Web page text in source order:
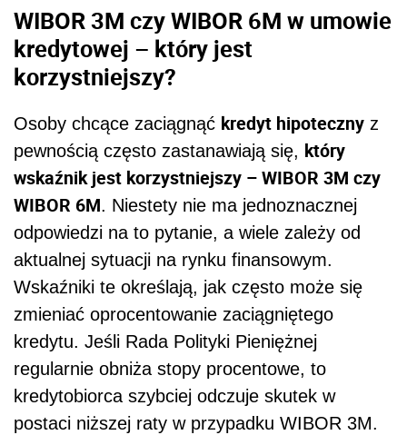
WIBOR 3M czy WIBOR 6M w umowie
kredytowej – który jest
korzystniejszy?
Osoby chcące zaciągnąć kredyt hipoteczny z
pewnością często zastanawiają się, który
wskaźnik jest korzystniejszy – WIBOR 3M czy
WIBOR 6M. Niestety nie ma jednoznacznej
odpowiedzi na to pytanie, a wiele zależy od
aktualnej sytuacji na rynku finansowym.
Wskaźniki te określają, jak często może się
zmieniać oprocentowanie zaciągniętego
kredytu. Jeśli Rada Polityki Pieniężnej
regularnie obniża stopy procentowe, to
kredytobiorca szybciej odczuje skutek w
postaci niższej raty w przypadku WIBOR 3M.